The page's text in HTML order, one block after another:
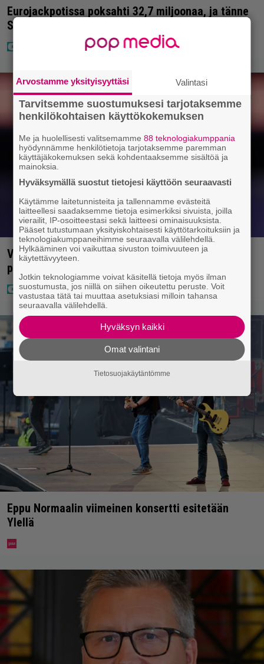
Eurojackpotissa poksahti 32,7 miljoonaa, ja tänne
Suomen isoin voitto meni
Vappu Pimiä sai huonoa palvelua ravintolassa –
pettyi siellä kahteen asiaan
Eppu Normaalin viimeinen konsertti esitetään
Ylellä
Arvostamme yksityisyyttäsi Valintasi
Tarvitsemme suostumuksesi tarjotaksemme
henkilökohtaisen käyttökokemuksen
Me ja huolellisesti valitsemamme88 teknologiakumppania
hyödynnämme henkilötietoja tarjotaksemme paremman
käyttäjäkokemuksen sekä kohdentaaksemme sisältöä ja
mainoksia.
Hyväksymällä suostut tietojesi käyttöön seuraavasti
Käytämme laitetunnisteita ja tallennamme evästeitä
laitteellesi saadaksemme tietoja esimerkiksi sivuista, joilla
vierailit, IP-osoitteestasi sekä laitteesi ominaisuuksista.
Pääset tutustumaan yksityiskohtaisesti käyttötarkoituksiin ja
teknologiakumppaneihimme seuraavalla välilehdellä.
Hylkääminen voi vaikuttaa sivuston toimivuuteen ja
käytettävyyteen.
Jotkin teknologiamme voivat käsitellä tietoja myös ilman
suostumusta, jos niillä on siihen oikeutettu peruste. Voit
vastustaa tätä tai muuttaa asetuksiasi milloin tahansa
seuraavalla välilehdellä.
Hyväksyn kaikki
Omat valintani
Tietosuojakäytäntömme